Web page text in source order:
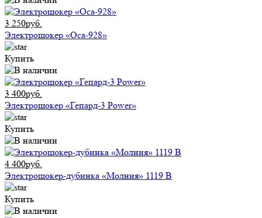
3 250руб.
Электрошокер «Оса-928»
Купить
3 400руб.
Электрошокер «Гепард-3 Power»
Купить
4 400руб.
Электрошокер-дубинка «Молния» 1119 В
Купить